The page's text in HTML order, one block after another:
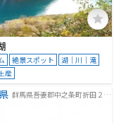
絶景スポット
湖｜川｜滝
産
群馬県吾妻郡中之条町折田２４